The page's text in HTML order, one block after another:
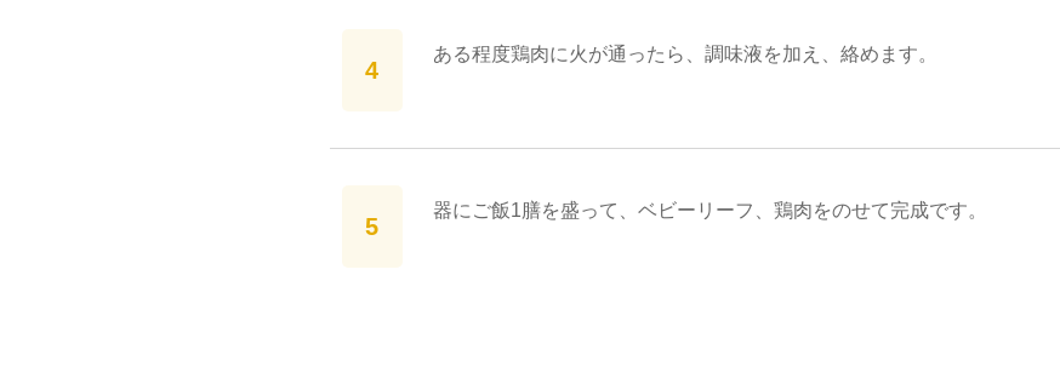
ある程度鶏肉に火が通ったら、調味液を加え、絡めます。
器にご飯1膳を盛って、ベビーリーフ、鶏肉をのせて完成です。